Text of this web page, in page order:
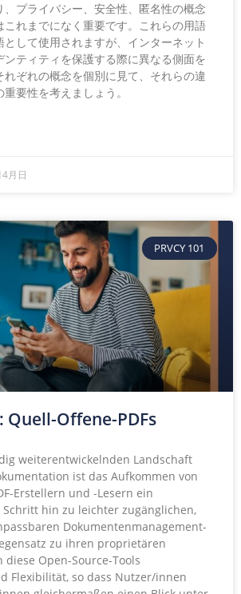
、プライバシー、安全性、匿名性の概念
これまでになく重要です。これらの用語
として使用されますが、インターネット
ンティティを保護する際に異なる側面を
れぞれの概念を個別に見て、それらの違
要性を考えましょう。
月日
PRVCY 101
Quell-Offene-PDFs
weiterentwickelnden Landschaft
ist das Aufkommen von
Erstellern und -Lesern ein
hin zu leichter zugänglichen,
Dokumentenmanagement-
zu ihren proprietären
diese Open-Source-Tools
Flexibilität, so dass Nutzer/innen